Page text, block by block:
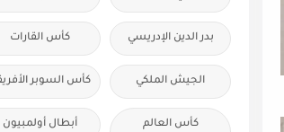
بدر الدين الإدريسي كأس القارات
الجيش الملكي كأس السوبر
كأس العالم
أبطال أولمبيون